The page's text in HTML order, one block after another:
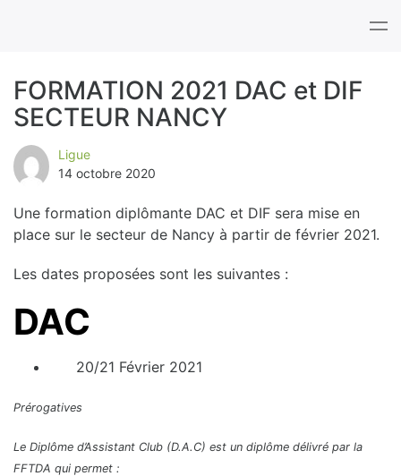
B
l
o
g
FORMATION 2021 DAC et DIF
SECTEUR NANCY
Ligue
14 octobre 2020
Une formation diplômante DAC et DIF sera mise en
place sur le secteur de Nancy à partir de février 2021.
Les dates proposées sont les suivantes :
DAC
20/21 Février 2021
Prérogatives
Le Diplôme d’Assistant Club (D.A.C) est un diplôme délivré par la
FFTDA qui permet :